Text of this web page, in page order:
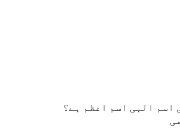
اسم الہی اسم اعظم ہے؟